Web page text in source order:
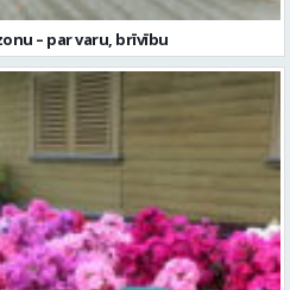
– par varu, brīvību